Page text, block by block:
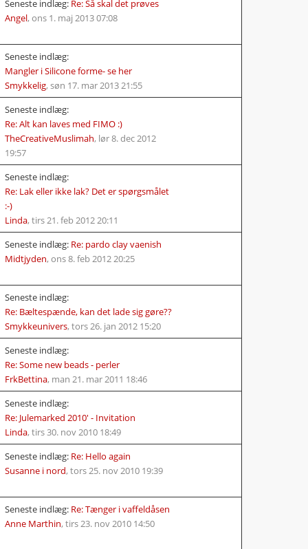
Seneste indlæg: Re: Så skal det prøves
Angel, ons 1. maj 2013 07:08
Seneste indlæg:
Mangler i Silicone forme- se her
Smykkelig, søn 17. mar 2013 21:55
Seneste indlæg:
Re: Alt kan laves med FIMO :)
TheCreativeMuslimah, lør 8. dec 2012
19:57
Seneste indlæg:
Re: Lak eller ikke lak? Det er spørgsmålet
:-)
Linda, tirs 21. feb 2012 20:11
Seneste indlæg: Re: pardo clay vaenish
Midtjyden, ons 8. feb 2012 20:25
Seneste indlæg:
Re: Bæltespænde, kan det lade sig gøre??
Smykkeunivers, tors 26. jan 2012 15:20
Seneste indlæg:
Re: Some new beads - perler
FrkBettina, man 21. mar 2011 18:46
Seneste indlæg:
Linda, tirs 30. nov 2010 18:49
Seneste indlæg: Re: Hello again
Susanne i nord, tors 25. nov 2010 19:39
Seneste indlæg: Re: Tænger i vaffeldåsen
Anne Marthin, tirs 23. nov 2010 14:50